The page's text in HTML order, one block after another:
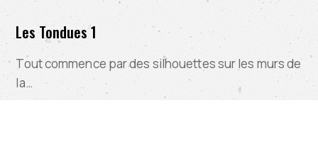
Les Tondues 1
Tout commence par des silhouettes sur les murs de
la…